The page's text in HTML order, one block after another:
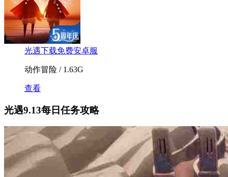
光遇下载免费安卓服
动作冒险 / 1.63G
查看
光遇9.13每日任务攻略